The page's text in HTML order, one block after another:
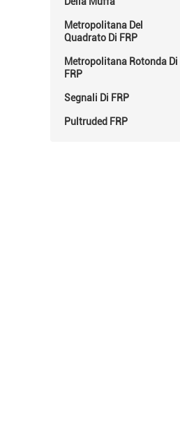
Metropolitana Del
Quadrato Di FRP
Metropolitana Rotonda Di
FRP
Segnali Di FRP
Pultruded FRP